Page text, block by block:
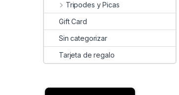
Tripodes y Picas
Gift Card
Sin categorizar
Tarjeta de regalo